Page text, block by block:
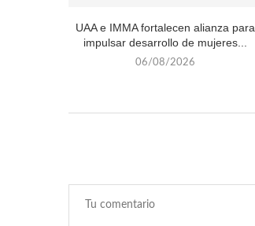
UAA e IMMA fortalecen alianza para
impulsar desarrollo de mujeres...
06/08/2026